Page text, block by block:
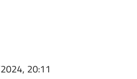
20:11